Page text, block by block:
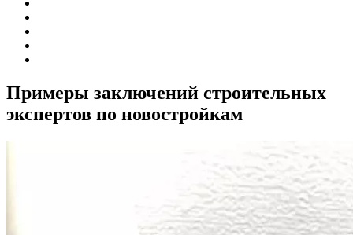
Примеры заключений строительных
экспертов по новостройкам